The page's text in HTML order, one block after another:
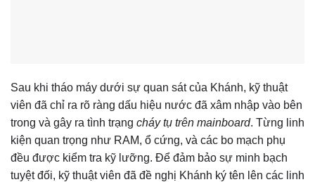
Sau khi tháo máy dưới sự quan sát của Khánh, kỹ thuật
viên đã chỉ ra rõ ràng dấu hiệu nước đã xâm nhập vào bên
trong và gây ra tình trạng cháy tụ trên mainboard. Từng linh
kiện quan trọng như RAM, ổ cứng, và các bo mạch phụ
đều được kiểm tra kỹ lưỡng. Để đảm bảo sự minh bạch
tuyệt đối, kỹ thuật viên đã đề nghị Khánh ký tên lên các linh